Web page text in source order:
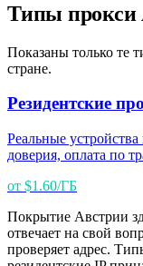
Типы прокси
Показаны только те
стране.
Резидентские
Реальные
доверия, оплата по
от $1.60/ГБ
Покрытие Австрии
отвечает на свой
проверяет адрес.